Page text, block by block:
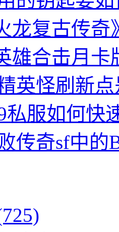
龙复古传
雄合击月
英怪刷新
私服如何快
传奇sf中的